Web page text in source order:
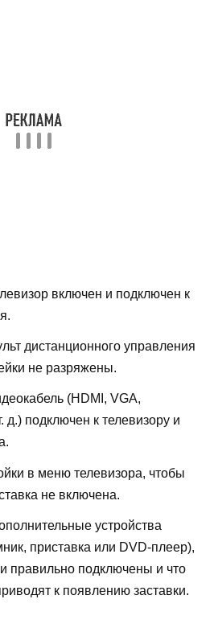
включен и подключен к
дистанционного управления
не разряжены.
(HDMI, VGA,
д.) подключен к телевизору и
в меню телевизора, чтобы
не включена.
устройства
приставка или DVD-плеер),
правильно подключены и что
к появлению заставки.